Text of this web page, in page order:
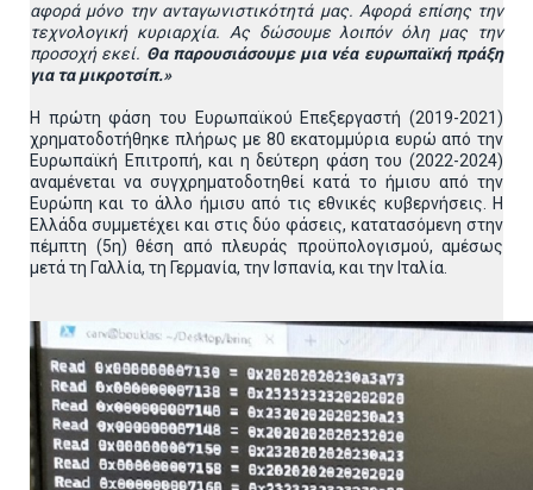
αφορά μόνο την ανταγωνιστικότητά μας. Αφορά επίσης την
τεχνολογική κυριαρχία. Ας δώσουμε λοιπόν όλη μας την
προσοχή εκεί. Θα παρουσιάσουμε μια νέα ευρωπαϊκή πράξη
για τα μικροτσίπ.»
Η πρώτη φάση του Ευρωπαϊκού Επεξεργαστή (2019-2021)
χρηματοδοτήθηκε πλήρως με 80 εκατομμύρια ευρώ από την
Ευρωπαϊκή Επιτροπή, και η δεύτερη φάση του (2022-2024)
αναμένεται να συγχρηματοδοτηθεί κατά το ήμισυ από την
Ευρώπη και το άλλο ήμισυ από τις εθνικές κυβερνήσεις. Η
Ελλάδα συμμετέχει και στις δύο φάσεις, κατατασόμενη στην
πέμπτη (5η) θέση από πλευράς προϋπολογισμού, αμέσως
μετά τη Γαλλία, τη Γερμανία, την Ισπανία, και την Ιταλία.